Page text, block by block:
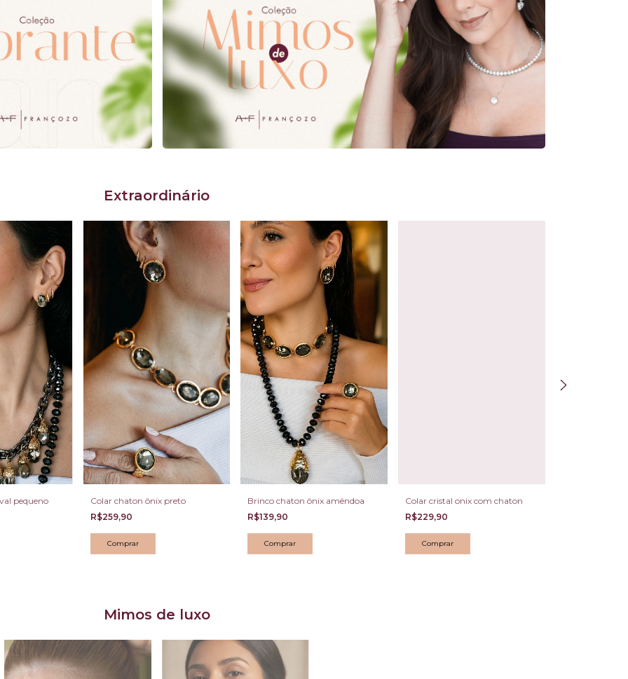
Extraordinário
pequeno
Colar chaton ônix preto
R$259,90
Brinco chaton ônix amêndoa
R$139,90
Colar cristal onix com chaton
R$229,90
Mimos de luxo